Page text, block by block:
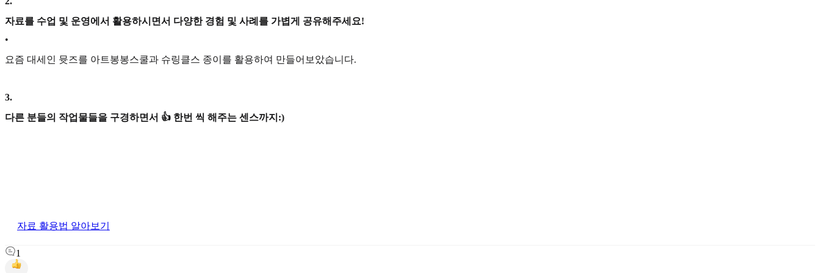
자료를 수업 및 운영에서 활용하시면서 다양한 경험 및 사례를 가볍게 공유해주세요!
•
요즘 대세인 뮷즈를 아트봉봉스쿨과 슈링클스 종이를 활용하여 만들어보았습니다.
3.
다른 분들의 작업물들을 구경하면서 👍 한번 씩 해주는 센스까지:)
자료 활용법 알아보기
1